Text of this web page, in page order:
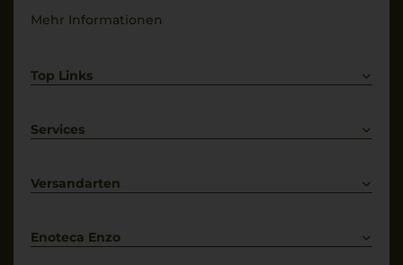
Mehr Informationen
Top Links
Weißwein
Services
Kontakt
Versandarten
Enoteca Enzo